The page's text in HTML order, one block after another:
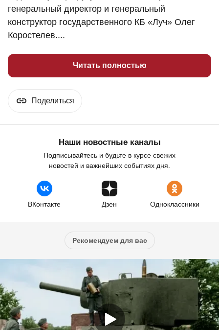
генеральный директор и генеральный
конструктор государственного КБ «Луч» Олег
Коростелев....
Читать полностью
Поделиться
Наши новостные каналы
Подписывайтесь и будьте в курсе свежих
новостей и важнейших событиях дня.
ВКонтакте Дзен Одноклассники
Рекомендуем для вас